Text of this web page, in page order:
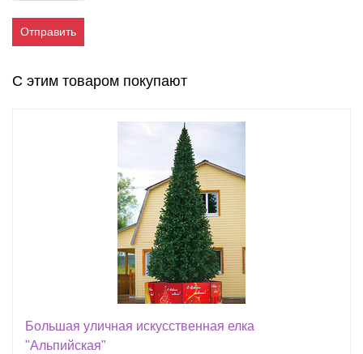
Отправить
С этим товаром покупают
Большая уличная искусственная елка
"Альпийская"